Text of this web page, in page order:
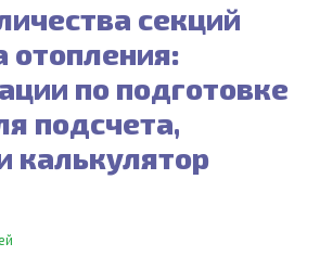
секций
отопления:
по подготовке
подсчета,
калькулятор